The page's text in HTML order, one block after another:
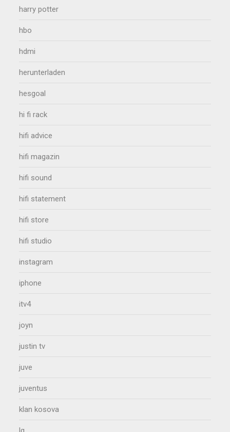
harry potter
hbo
hdmi
herunterladen
hesgoal
hi fi rack
hifi advice
hifi magazin
hifi sound
hifi statement
hifi store
hifi studio
instagram
iphone
itv4
joyn
justin tv
juve
juventus
klan kosova